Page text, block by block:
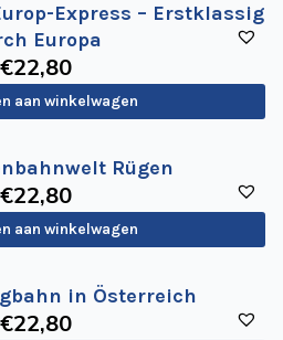
Express – Erstklassig
Europa
€22,80
aan winkelwagen
Rügen
€22,80
aan winkelwagen
in Österreich
€22,80